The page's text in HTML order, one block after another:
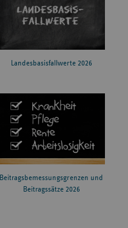
Landesbasisfallwerte 2026
Beitragsbemessungsgrenzen und
Beitragssätze 2026